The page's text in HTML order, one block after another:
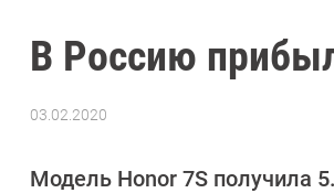
В Россию
03.02.2020
Кошик
Модель Honor 7S получила